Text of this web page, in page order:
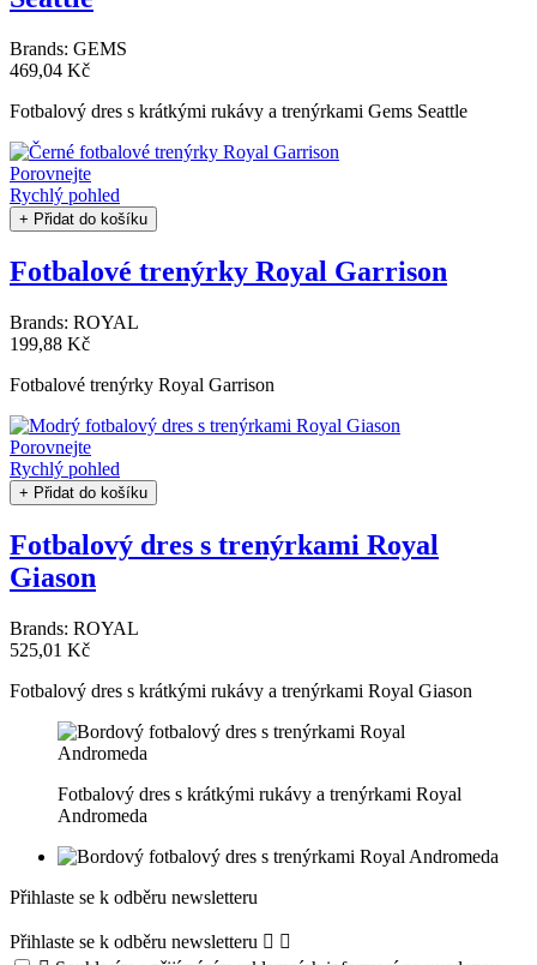
Brands: GEMS
469,04 Kč
Fotbalový dres s krátkými rukávy a trenýrkami Gems Seattle
Porovnejte
Rychlý pohled
+ Přidat do košíku
Fotbalové trenýrky Royal Garrison
Brands: ROYAL
199,88 Kč
Fotbalové trenýrky Royal Garrison
Porovnejte
Rychlý pohled
+ Přidat do košíku
Fotbalový dres s trenýrkami Royal
Giason
Brands: ROYAL
525,01 Kč
Fotbalový dres s krátkými rukávy a trenýrkami Royal Giason
Fotbalový dres s krátkými rukávy a trenýrkami Royal
Andromeda
Přihlaste se k odběru newsletteru
Přihlaste se k odběru newsletteru  